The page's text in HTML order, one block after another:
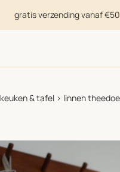
gratis verzending vanaf €50
keuken & tafel > linnen